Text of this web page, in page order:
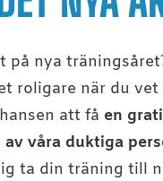
på nya
roligare när du vet
att få en
våra duktiga
ta din träning till